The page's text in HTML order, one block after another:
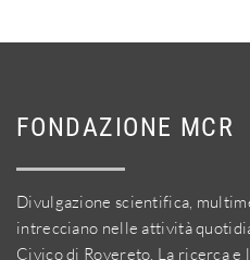
FONDAZIONE MCR
Divulgazione scientifica,
intrecciano nelle attività
Civico di Rovereto. La ricerca e